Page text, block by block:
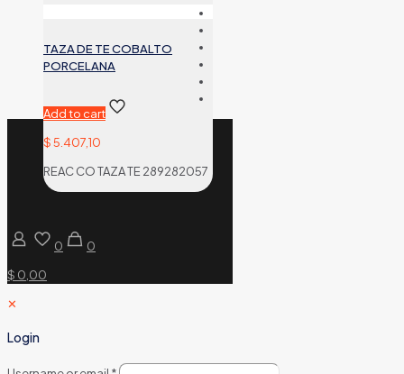
TAZA DE TE COBALTO
PORCELANA
Add to cart
$5.407,10
REAC CO TAZA TE 289282057
0
0
$ 0,00
✕
Login